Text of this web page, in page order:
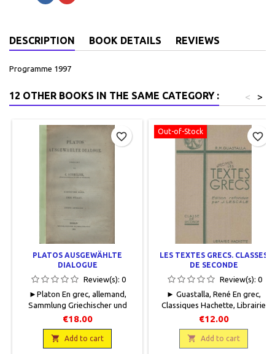
DESCRIPTION BOOK DETAILS REVIEWS
Programme 1997
12 OTHER BOOKS IN THE SAME CATEGORY : >
<
PLATOS AUSGEWÄHLTE
DIALOGUE
Review(s): 0
► Platon En grec, allemand,
Sammlung Griechischer und
lateinischer Schriftsteller mit
deutschen Anmerkungen, Berlin,
Weidmannsche Buchhandlung,
1884, 13 x 20,5, 260 pages,
€18.00
 Add to cart
favorite_border Out-of-Stock
LES TEXTES GRECS. CLASSES
DE SECONDE
Review(s): 0
► Guastalla, René En grec,
Classiques Hachette, Librairie
Hachette, 1969, 12 x 19, XI + 245
pages, broché, occasion. Bon
état. Tampon spécimen sur la
couverture. Protégé par une
€12.00
 Add to cart
favorite_border